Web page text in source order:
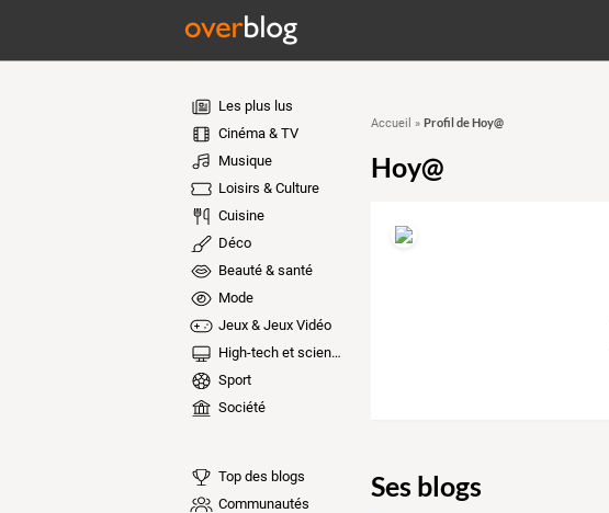
Les plus lus
Cinéma & TV
Musique
Loisirs & Culture
Cuisine
Déco
Beauté & santé
Mode
Jeux & Jeux Vidéo
High-tech et sciences
Sport
Société
Top des blogs
Communautés
Accueil » Profil de Hoy@
Hoy@
Ses blogs